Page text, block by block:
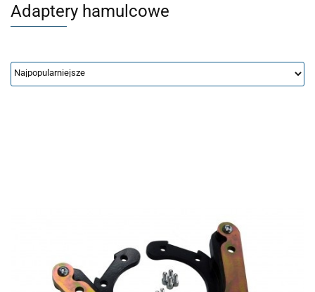
Adaptery hamulcowe